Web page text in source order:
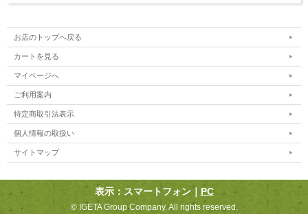
お店のトップへ戻る
カートを見る
マイページへ
ご利用案内
特定商取引法表示
個人情報の取扱い
サイトマップ
表示：スマートフォン｜ PC
©︎ IGETA Group Company. All rights reserved.